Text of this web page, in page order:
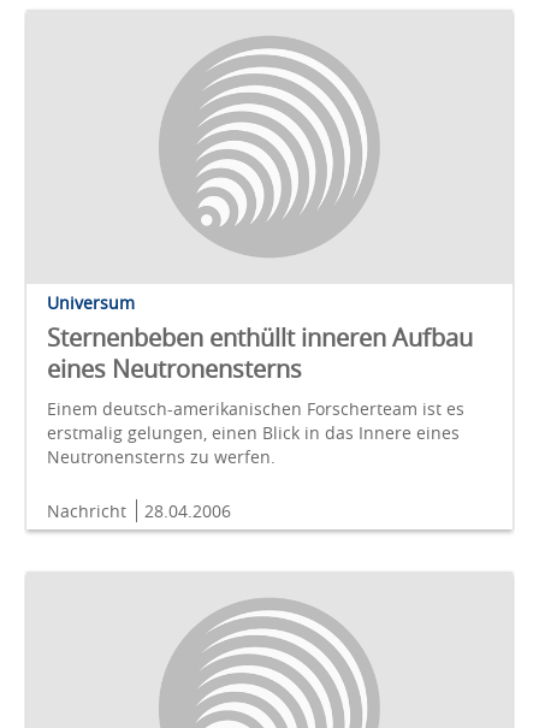
Universum
Sternenbeben enthüllt inneren Aufbau
eines Neutronensterns
Einem deutsch-amerikanischen Forscherteam ist es
erstmalig gelungen, einen Blick in das Innere eines
Neutronensterns zu werfen.
Nachricht 28.04.2006